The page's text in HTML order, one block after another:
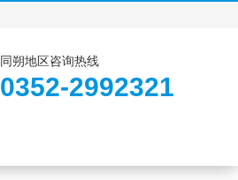
同朔地区咨询热线
0352-2992321